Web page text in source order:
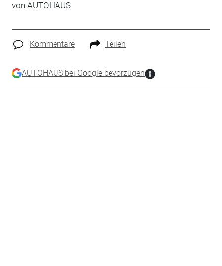
von AUTOHAUS
Kommentare Teilen
AUTOHAUS bei Google bevorzugen